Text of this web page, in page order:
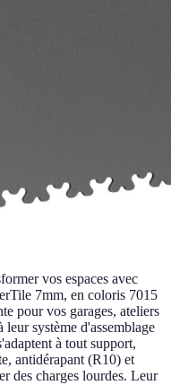
vos espaces avec
7mm, en coloris 7015
pour vos garages, ateliers
leur système d'assemblage
à tout support,
antidérapant (R10) et
des charges lourdes. Leur